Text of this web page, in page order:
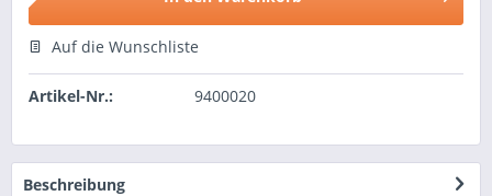
Auf die Wunschliste
Artikel-Nr.: 9400020
Beschreibung